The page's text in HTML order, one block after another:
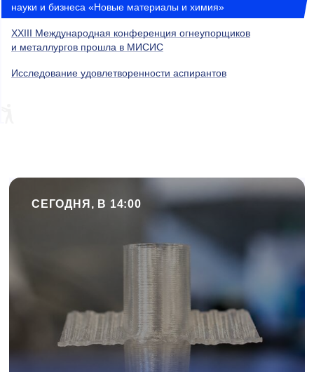
науки и бизнеса «Новые материалы и химия»
XXIII Международная конференция огнеупорщиков
и металлургов прошла в МИСИС
Исследование удовлетворенности аспирантов
СЕГОДНЯ, В 14:00